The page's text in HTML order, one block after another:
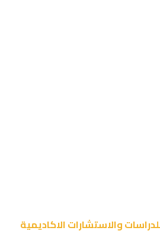
والاستشارات الاكاديمية